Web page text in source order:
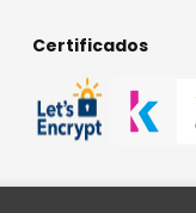
Certificados